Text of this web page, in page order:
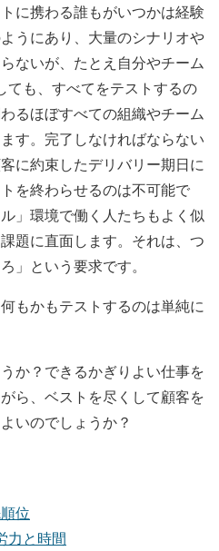
に携わる誰もがいつかは経験
うにあり、大量のシナリオや
ないが、たとえ自分やチーム
ても、すべてをテストするの
るほぼすべての組織やチーム
す。完了しなければならない
に約束したデリバリー期日に
を終わらせるのは不可能で
」環境で働く人たちもよく似
題に直面します。それは、つ
」という要求です。
もかもテストするのは単純に
か？できるかぎりよい仕事を
ら、ベストを尽くして顧客を
いのでしょうか？
位
力と時間